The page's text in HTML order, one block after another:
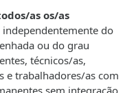
as os/as
independentemente do
ou do grau
técnicos/as,
e trabalhadores/as com